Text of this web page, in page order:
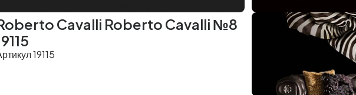
Cavalli Roberto Cavalli №8
19115